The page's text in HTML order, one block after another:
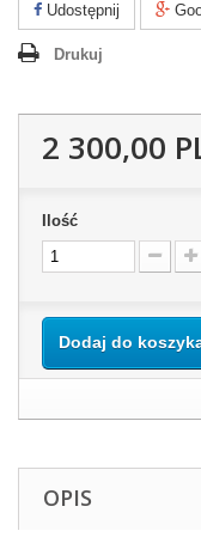
Udostępnij
Drukuj
2 300,00
Ilość
Dodaj do
OPIS